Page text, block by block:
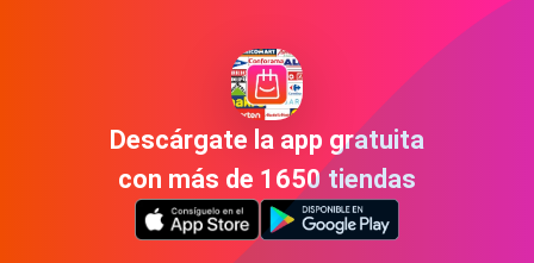
Descárgate la app gratuita
con más de 1650 tiendas